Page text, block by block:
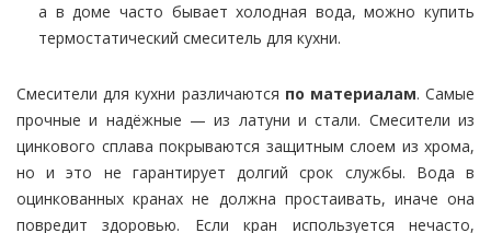
а в доме часто бывает холодная вода, можно купить
термостатический смеситель для кухни.
Смесители для кухни различаются по материалам. Самые
прочные и надёжные — из латуни и стали. Смесители из
цинкового сплава покрываются защитным слоем из хрома,
но и это не гарантирует долгий срок службы. Вода в
оцинкованных кранах не должна простаивать, иначе она
повредит здоровью. Если кран используется нечасто,